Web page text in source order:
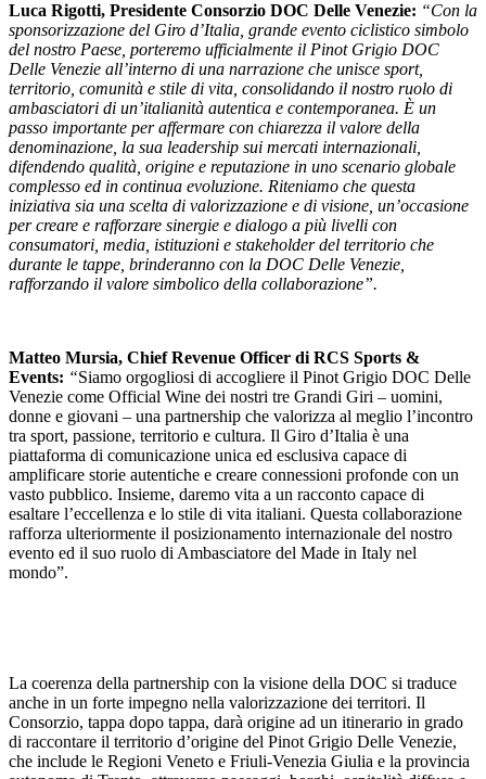
Luca Rigotti, Presidente Consorzio DOC Delle Venezie: “Con la
sponsorizzazione del Giro d’Italia, grande evento ciclistico simbolo
del nostro Paese, porteremo ufficialmente il Pinot Grigio DOC
Delle Venezie all’interno di una narrazione che unisce sport,
territorio, comunità e stile di vita, consolidando il nostro ruolo di
ambasciatori di un’italianità autentica e contemporanea. È un
passo importante per affermare con chiarezza il valore della
denominazione, la sua leadership sui mercati internazionali,
difendendo qualità, origine e reputazione in uno scenario globale
complesso ed in continua evoluzione. Riteniamo che questa
iniziativa sia una scelta di valorizzazione e di visione, un’occasione
per creare e rafforzare sinergie e dialogo a più livelli con
consumatori, media, istituzioni e stakeholder del territorio che
durante le tappe, brinderanno con la DOC Delle Venezie,
rafforzando il valore simbolico della collaborazione”.
Matteo Mursia, Chief Revenue Officer di RCS Sports &
Events: “Siamo orgogliosi di accogliere il Pinot Grigio DOC Delle
Venezie come Official Wine dei nostri tre Grandi Giri – uomini,
donne e giovani – una partnership che valorizza al meglio l’incontro
tra sport, passione, territorio e cultura. Il Giro d’Italia è una
piattaforma di comunicazione unica ed esclusiva capace di
amplificare storie autentiche e creare connessioni profonde con un
vasto pubblico. Insieme, daremo vita a un racconto capace di
esaltare l’eccellenza e lo stile di vita italiani. Questa collaborazione
rafforza ulteriormente il posizionamento internazionale del nostro
evento ed il suo ruolo di Ambasciatore del Made in Italy nel
mondo”.
La coerenza della partnership con la visione della DOC si traduce
anche in un forte impegno nella valorizzazione dei territori. Il
Consorzio, tappa dopo tappa, darà origine ad un itinerario in grado
di raccontare il territorio d’origine del Pinot Grigio Delle Venezie,
che include le Regioni Veneto e Friuli-Venezia Giulia e la provincia